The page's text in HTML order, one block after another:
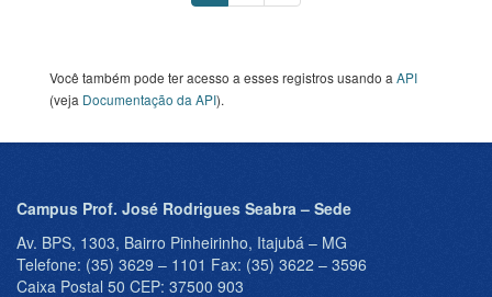
Você também pode ter acesso a esses registros usando a API
(veja Documentação da API).
Campus Prof. José Rodrigues Seabra – Sede
Av. BPS, 1303, Bairro Pinheirinho, Itajubá – MG
Telefone: (35) 3629 – 1101 Fax: (35) 3622 – 3596
Caixa Postal 50 CEP: 37500 903